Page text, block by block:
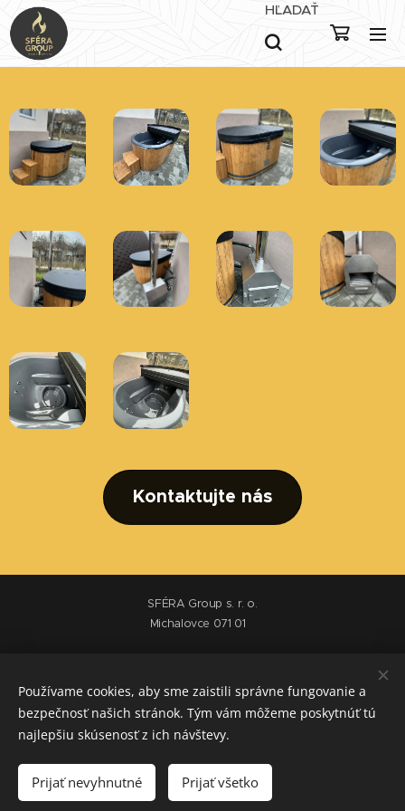
HĽADAŤ
Kontaktujte nás
SFÉRA Group s. r. o.
Michalovce 071 01
Výrobca sáun a víriviek
+421 950 562 252
info@sferagroup.sk
Cookies
Používame cookies, aby sme zaistili správne fungovanie a
bezpečnosť našich stránok. Tým vám môžeme poskytnúť tú
najlepšiu skúsenosť z ich návštevy.
Prijať nevyhnutné Prijať všetko